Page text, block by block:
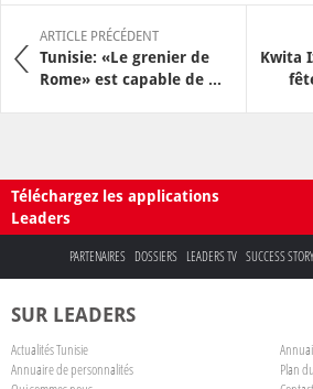
ARTICLE PRÉCÉDENT
Tunisie: «Le grenier de
Rome» est capable de ...
Kwita
Téléchargez les applications
Leaders
PARTENAIRES DOSSIERS LEADERS TV SUCCESS STORY
SUR LEADERS
Actualités Tunisie
Annuaire de personnalités
Plan